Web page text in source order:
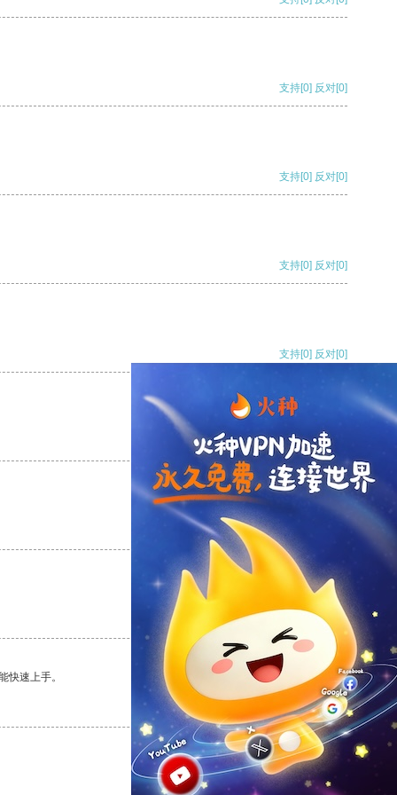
支持[0] 反对[0]
支持[0] 反对[0]
支持[0] 反对[0]
支持[0] 反对[0]
支持[0] 反对
支持
反对 [0]
快速上手。
支持[0] 反对[0]